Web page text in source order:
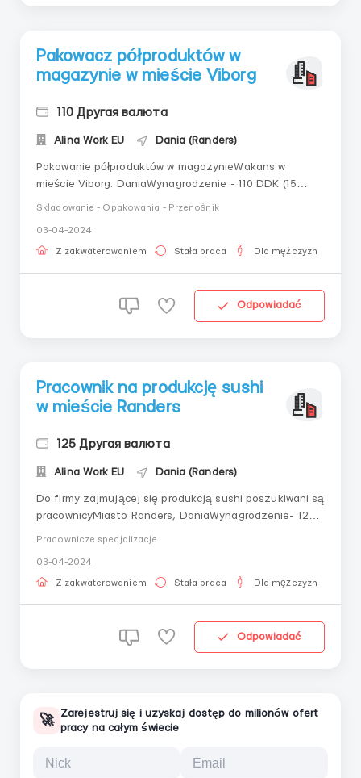
Pakowacz półproduktów w
magazynie w mieście Viborg
110 Другая валюта
Alina Work EU Dania (Randers)
Pakowanie półproduktów w magazynieWakans w
mieście Viborg. DaniaWynagrodzenie - 110 DDK (15
euro) na godzinę, dni świąteczne i dodatkowe godziny
pakowanie, przygotowanie do sprzedażyOdzież
robocza i zakwaterowanie zapewnione. Komfortowe
Składowanie - Opakowania - Przenośnik
03-04-2024
Z zakwaterowaniem Stała praca Dla mężczyzn
Odpowiadać
Pracownik na produkcję sushi
w mieście Randers
125 Другая валюта
Alina Work EU Dania (Randers)
Do firmy zajmującej się produkcją sushi poszukiwani są
pracownicyMiasto Randers, DaniaWynagrodzenie- 125
Udział we wszystkich procesach przygotowywania
sushi:- Kompletowanie i pakowanie towaru;-
Pracownicze specjalizacje
03-04-2024
Z zakwaterowaniem Stała praca Dla mężczyzn
Odpowiadać
🚀
Zarejestruj się i uzyskaj dostęp do milionów ofert
pracy na całym świecie